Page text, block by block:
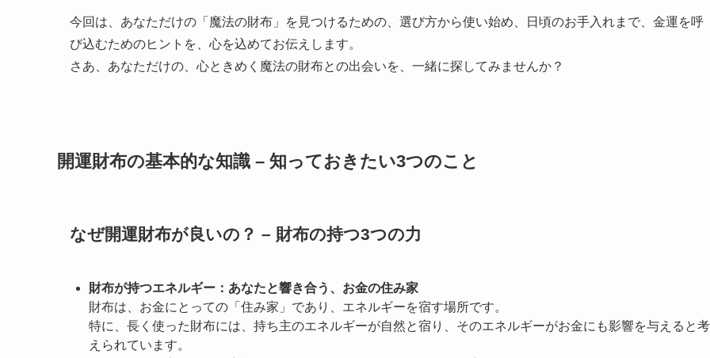
今回は、あなただけの「魔法の財布」を見つけるための、選び方から使い始め、日頃のお手入れまで、金運を呼
び込むためのヒントを、心を込めてお伝えします。
さあ、あなただけの、心ときめく魔法の財布との出会いを、一緒に探してみませんか？
開運財布の基本的な知識 – 知っておきたい3つのこと
なぜ開運財布が良いの？ – 財布の持つ3つの力
財布が持つエネルギー：あなたと響き合う、お金の住み家
財布は、お金にとっての「住み家」であり、エネルギーを宿す場所です。
特に、長く使った財布には、持ち主のエネルギーが自然と宿り、そのエネルギーがお金にも影響を与えると考
えられています。